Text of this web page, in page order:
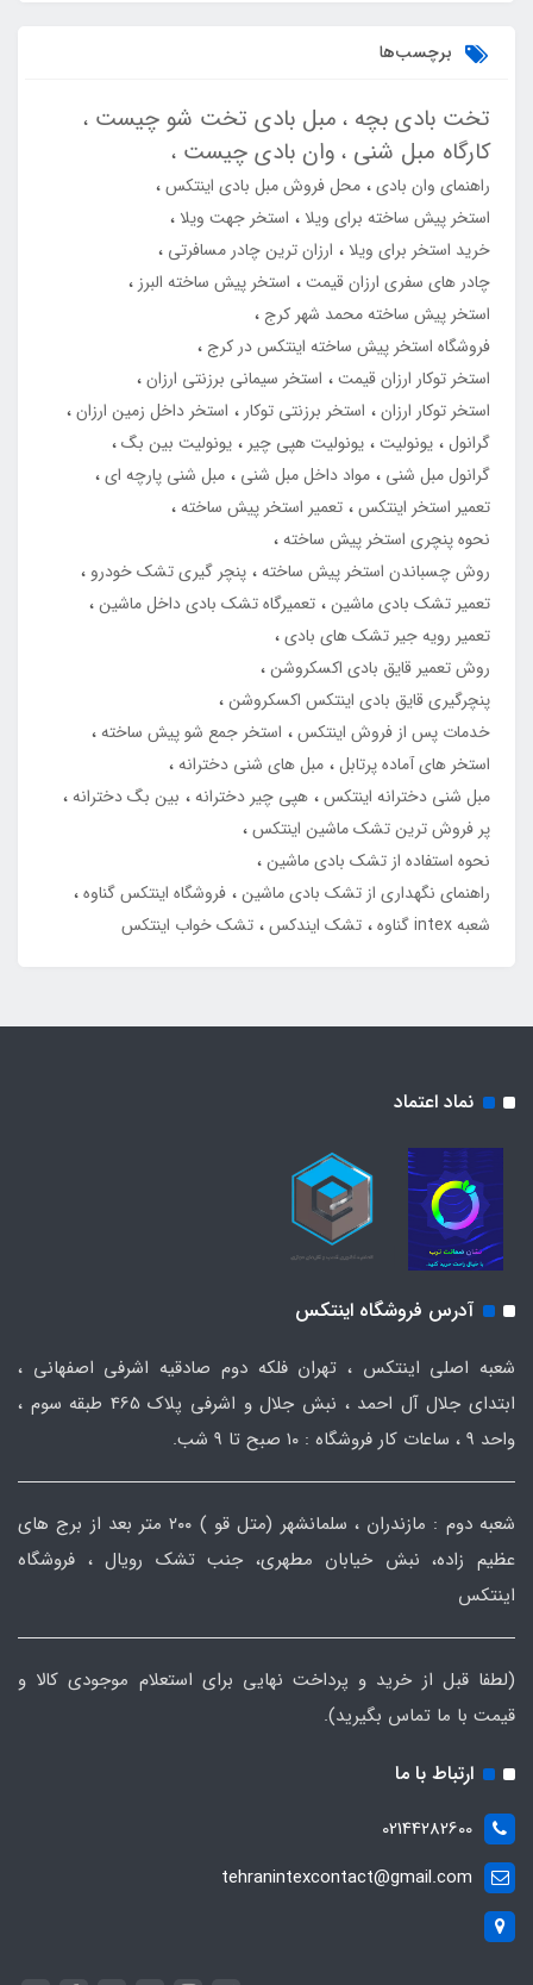
برچسب‌ها
تخت بادی بچه مبل بادی تخت شو چیست
کارگاه مبل شنی وان بادی چیست
راهنمای وان بادی محل فروش مبل بادی اینتکس
استخر پیش ساخته برای ویلا
استخر جهت ویلا
خرید استخر برای ویلا
ارزان ترین چادر مسافرتی
چادر های سفری ارزان قیمت
استخر پیش ساخته البرز
استخر پیش ساخته محمد شهر کرج
فروشگاه استخر پیش ساخته اینتکس در کرج
استخر توکار ارزان قیمت
استخر سیمانی برزنتی ارزان
استخر توکار ارزان
استخر برزنتی توکار
استخر داخل زمین ارزان
گرانول یونولیت یونولیت هپی چیر
یونولیت بین بگ
گرانول مبل شنی
مواد داخل مبل شنی
مبل شنی پارچه ای
تعمیر استخر اینتکس تعمیر استخر پیش ساخته
نحوه پنچری استخر پیش ساخته
روش چسباندن استخر پیش ساخته پنچر گیری تشک خودرو
تعمیر تشک بادی ماشین تعمیرگاه تشک بادی داخل ماشین
تعمیر رویه جیر تشک های بادی
روش تعمیر قایق بادی اکسکروشن
پنچرگیری قایق بادی اینتکس اکسکروشن
خدمات پس از فروش اینتکس
استخر جمع شو پیش ساخته
استخر های آماده پرتابل مبل های شنی دخترانه
مبل شنی دخترانه اینتکس هپی چیر دخترانه
بین بگ دخترانه
پر فروش ترین تشک ماشین اینتکس
نحوه استفاده از تشک بادی ماشین
راهنمای نگهداری از تشک بادی ماشین فروشگاه اینتکس گناوه
شعبه intex گناوه
تشک ایندکس تشک خواب اینتکس
نماد اعتماد
آدرس فروشگاه اینتکس
شعبه اصلی اینتکس ، تهران فلکه دوم صادقیه اشرفی اصفهانی ،
ابتدای جلال آل احمد ، نبش جلال و اشرفی پلاک 465 طبقه سوم ،
واحد ۹ ، ساعات کار فروشگاه : ۱۰ صبح تا ۹ شب.
شعبه دوم : مازندران ، سلمانشهر (متل قو ) ۲۰۰ متر بعد از برج های
عظیم زاده، نبش خیابان مطهری، جنب تشک رویال ، فروشگاه
اینتکس
(لطفا قبل از خرید و پرداخت نهایی برای استعلام موجودی کالا و
قیمت با ما تماس بگیرید).
ارتباط با ما
02144282600
tehranintexcontact@gmail.com